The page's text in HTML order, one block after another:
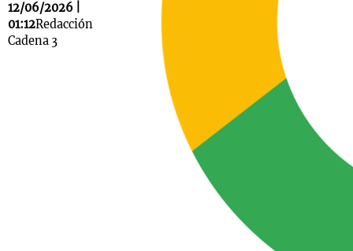
12/06/2026 |
01:12Redacción
Cadena 3